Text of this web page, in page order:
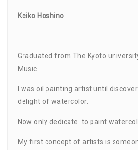
Keiko Hoshino
Graduated from The Kyoto
Music.
I was oil painting artist until
delight of watercolor.
Now only dedicate to paint
My first concept of artists is